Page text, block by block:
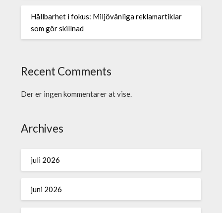
Hållbarhet i fokus: Miljövänliga reklamartiklar
som gör skillnad
Recent Comments
Der er ingen kommentarer at vise.
Archives
juli 2026
juni 2026